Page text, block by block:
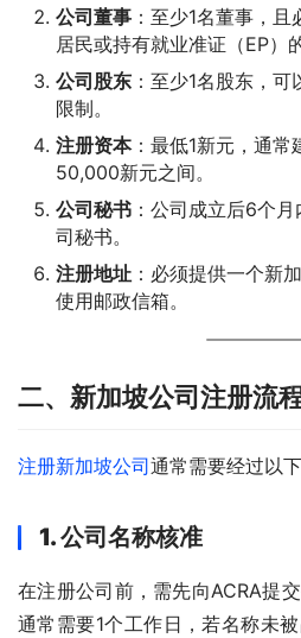
公司董事 ：至少1名董事，
居民或持有就业准证（EP）
公司股东 ：至少1名股东，
限制。
注册资本：最低1新元，通常
50,000新元之间。
公司秘书 ：公司成立后6个
司秘书。
注册地址 ：必须提供一个新
使用邮政信箱。
二、新加坡公司注册流
注册新加坡公司通常需要经过以
1. 公司名称核准
在注册公司前，需先向ACRA提
通常需要1个工作日，若名称未